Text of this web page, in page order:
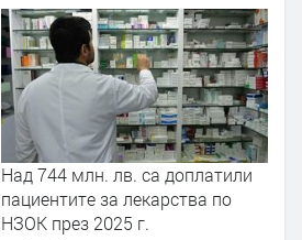
Над 744 млн. лв. са доплатили
пациентите за лекарства по
НЗОК през 2025 г.